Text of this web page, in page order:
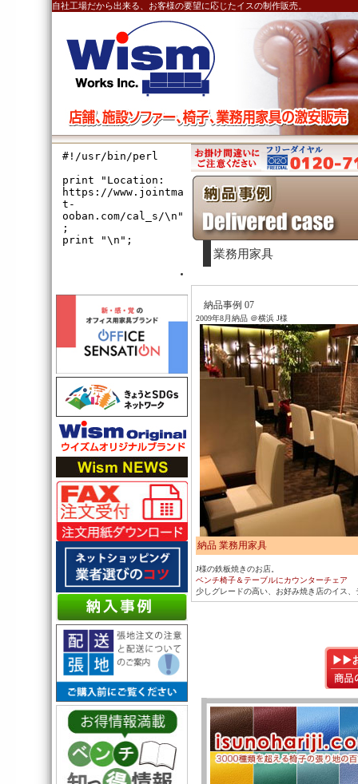
自社工場だから出来る、お客様の要望に応じたイスの制作販売。
業務用家具
納品事例 07
2009年8月納品 ＠横浜 J様
納品 業務用家具
J様の鉄板焼きのお店。
ベンチ椅子＆テーブルにカウンターチェア
少しグレードの高い、お好み焼き店のイス